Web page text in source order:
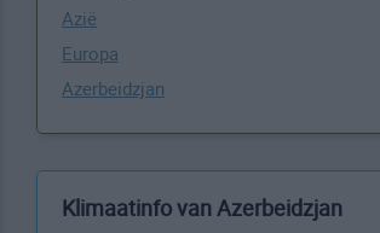
Azië
Europa
Azerbeidzjan
Klimaatinfo van Azerbeidzjan